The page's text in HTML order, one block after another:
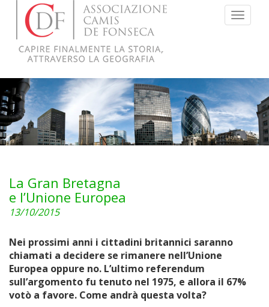
Menu
La Gran Bretagna
e l’Unione Europea
13/10/2015
Nei prossimi anni i cittadini britannici saranno
chiamati a decidere se rimanere nell’Unione
Europea oppure no. L’ultimo referendum
sull’argomento fu tenuto nel 1975, e allora il 67%
votò a favore. Come andrà questa volta?